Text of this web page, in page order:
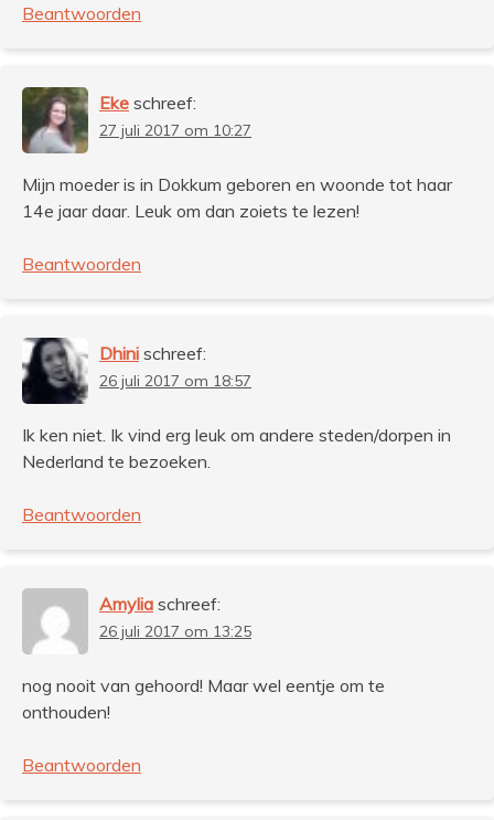
Beantwoorden
Eke schreef:
27 juli 2017 om 10:27
Mijn moeder is in Dokkum geboren en woonde tot haar
14e jaar daar. Leuk om dan zoiets te lezen!
Beantwoorden
Dhini schreef:
26 juli 2017 om 18:57
Ik ken niet. Ik vind erg leuk om andere steden/dorpen in
Nederland te bezoeken.
Beantwoorden
Amylia schreef:
26 juli 2017 om 13:25
nog nooit van gehoord! Maar wel eentje om te
onthouden!
Beantwoorden